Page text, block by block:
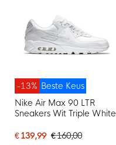
Beste Keus
-13%
Nike Air Max 90 LTR
Sneakers Wit Triple White
€ 139,99 € 160,00